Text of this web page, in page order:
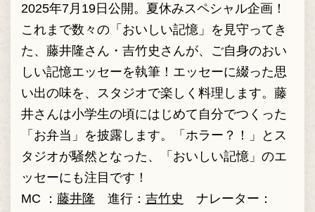
2025年7月19日公開。夏休みスペシャル企画！
これまで数々の「おいしい記憶」を見守ってき
た、藤井隆さん・吉竹史さんが、ご自身のおい
しい記憶エッセーを執筆！エッセーに綴った思
い出の味を、スタジオで楽しく料理します。藤
井さんは小学生の頃にはじめて自分でつくった
「お弁当」を披露します。「ホラー？！」とス
タジオが騒然となった、「おいしい記憶」のエ
ッセーにも注目です！
MC ： 藤井隆 進行： 吉竹史
ナレーター：